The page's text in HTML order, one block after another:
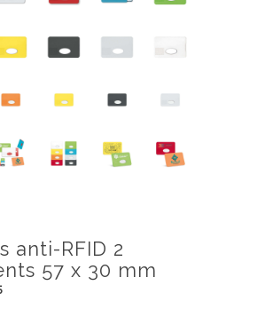
anti-RFID 2
57 x 30 mm